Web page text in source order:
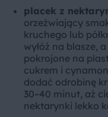
placek z
orzeźwiający
kruchego lub
wyłóż na blasze,
pokrojone na
cukrem i
dodać odrobinę
30–40 minut, aż
nektarynki lekko